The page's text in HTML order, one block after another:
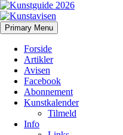
Kunstavisen
Search
Primary Menu Skip
to
Forside
Artikler
Avisen
Facebook
Abonnement
Kunstkalender
Tilmeld
Info